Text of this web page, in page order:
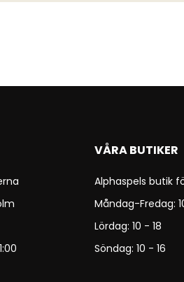
VÅRA BUTIKER
Alphaspels butik
Måndag-Fredag:
Lördag: 10 - 18
Söndag: 10 - 16